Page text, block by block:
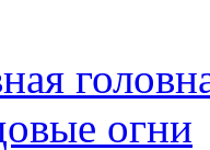
огни